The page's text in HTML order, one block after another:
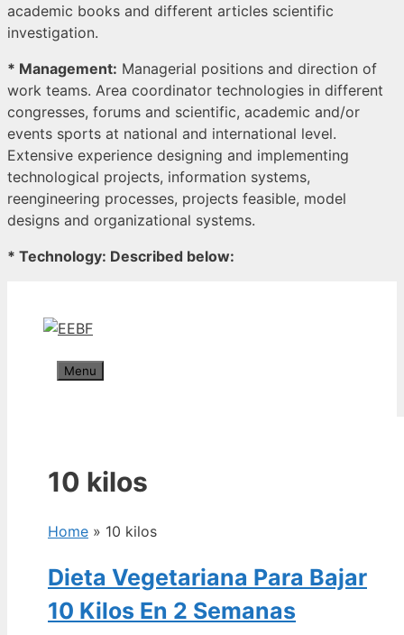
academic books and different articles scientific
investigation.
* Management: Managerial positions and direction of
work teams. Area coordinator technologies in different
congresses, forums and scientific, academic and/or
events sports at national and international level.
Extensive experience designing and implementing
technological projects, information systems,
reengineering processes, projects feasible, model
designs and organizational systems.
* Technology: Described below:
content
Menu
10 kilos
Home » 10 kilos
Dieta Vegetariana Para Bajar
10 Kilos En 2 Semanas